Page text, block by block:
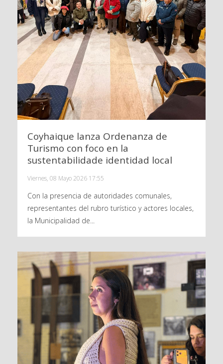
Coyhaique lanza Ordenanza de
Turismo con foco en la
sustentabilidade identidad local
Viernes, 08 Mayo 2026 17:55
Con la presencia de autoridades comunales,
representantes del rubro turístico y actores locales,
la Municipalidad de...